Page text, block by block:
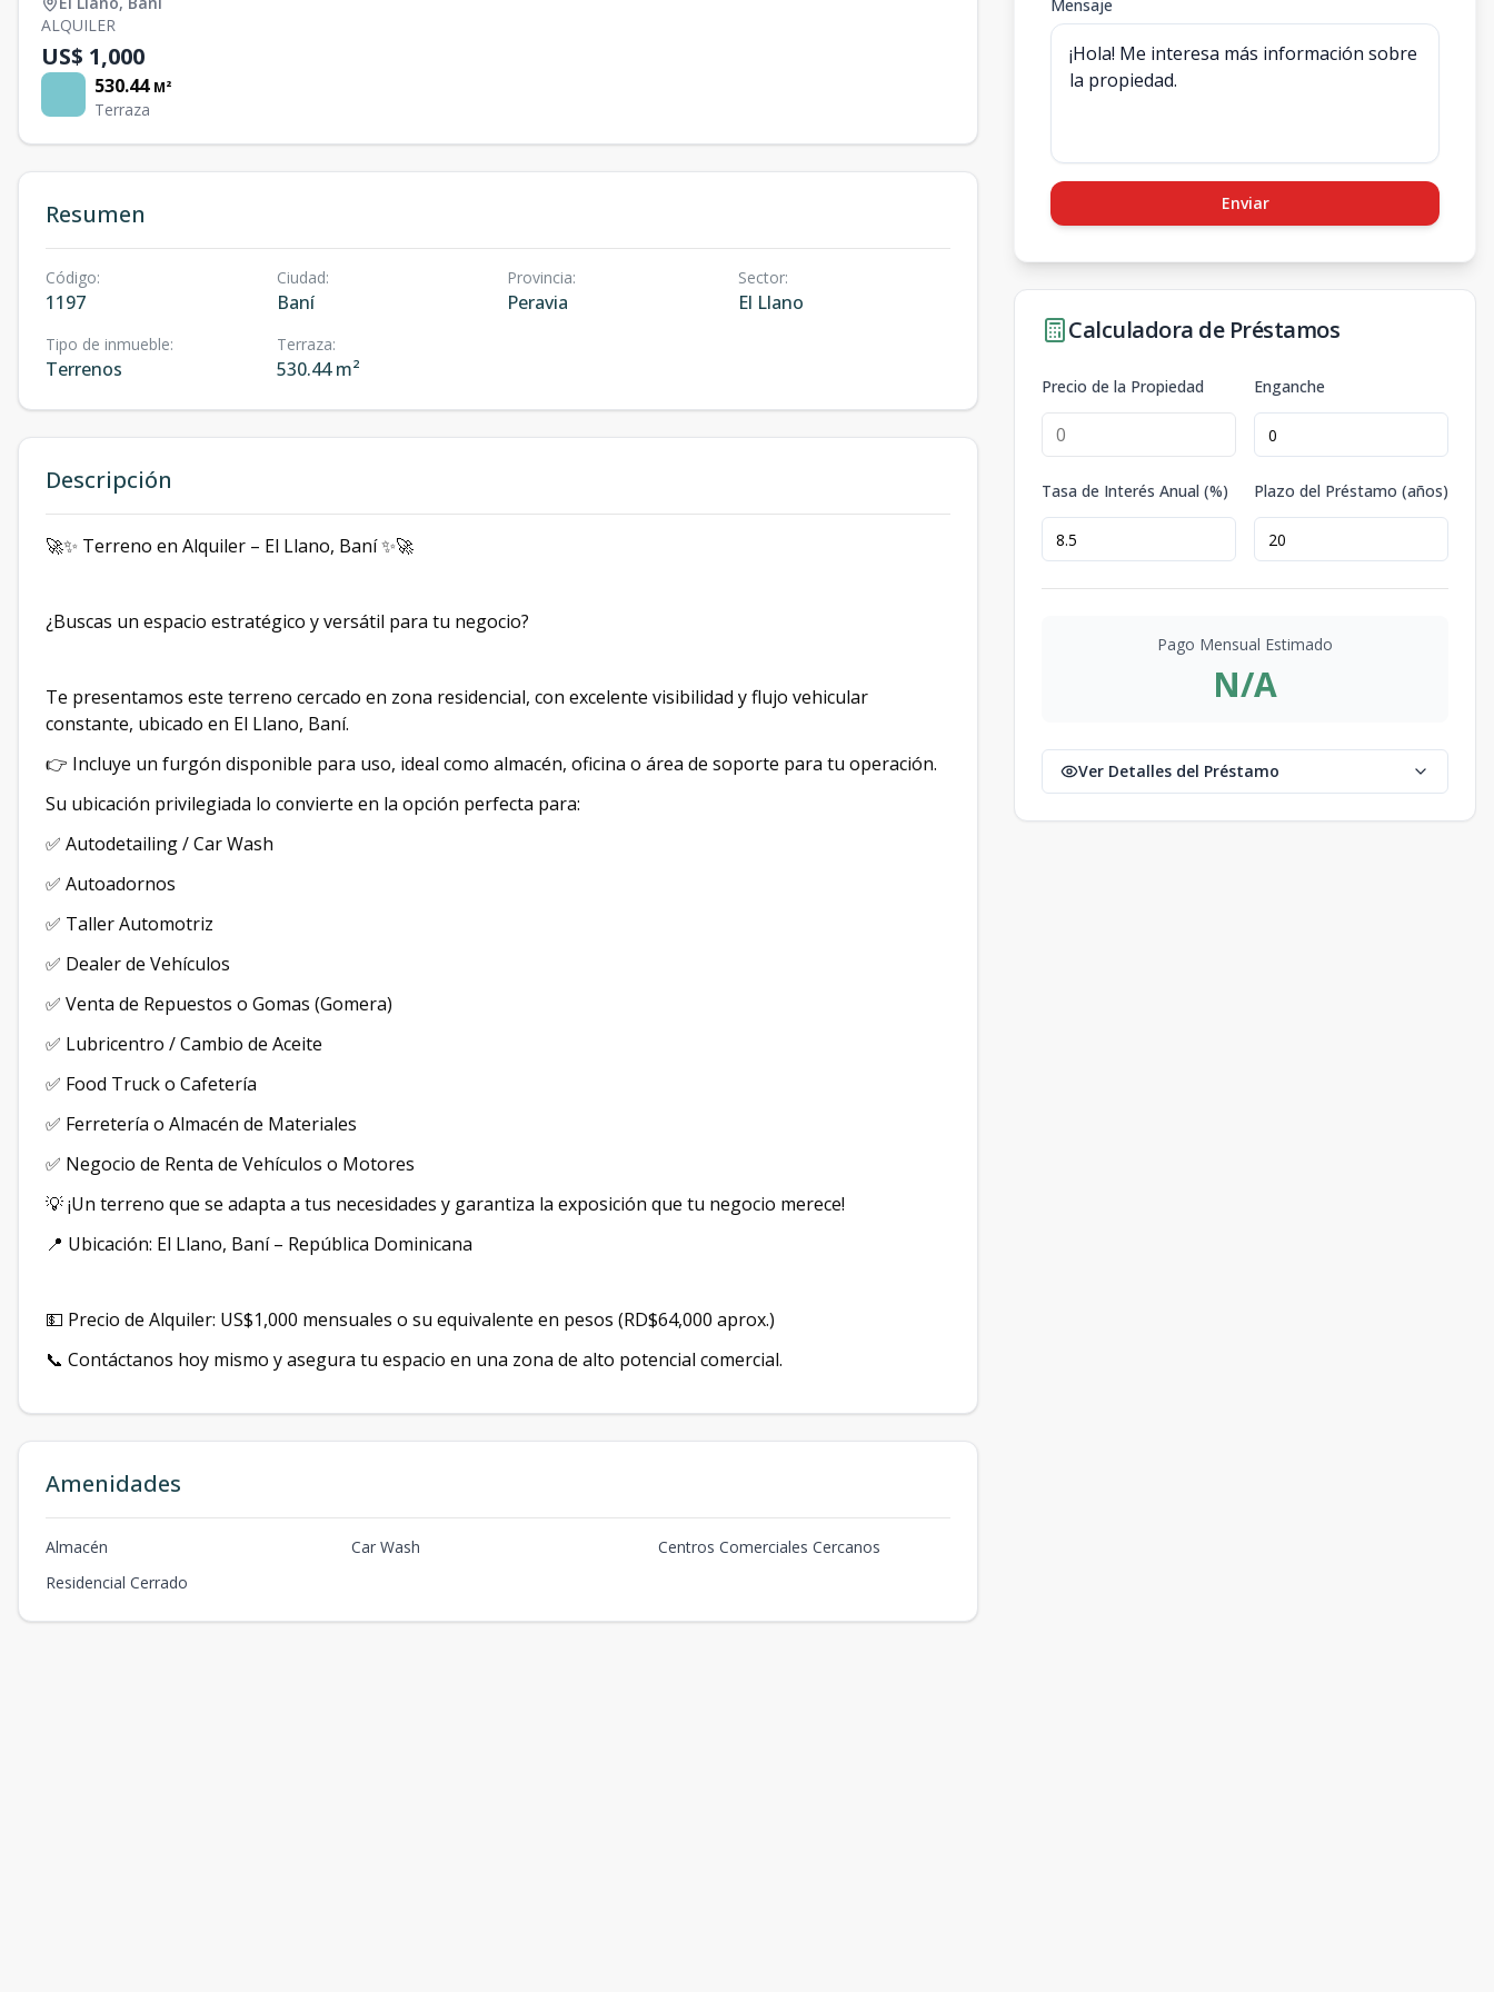
ALQUILER
US$ 1,000
530.44 M²
Terraza
Resumen
Código:
1197
Ciudad:
Baní
Provincia:
Peravia
Sector:
El Llano
Tipo de inmueble:
Terrenos
Terraza:
530.44 m²
Descripción
🚀✨ Terreno en Alquiler – El Llano, Baní ✨🚀
¿Buscas un espacio estratégico y versátil para tu negocio?
Te presentamos este terreno cercado en zona residencial, con excelente visibilidad y flujo vehicular
constante, ubicado en El Llano, Baní.
👉 Incluye un furgón disponible para uso, ideal como almacén, oficina o área de soporte para tu operación.
Su ubicación privilegiada lo convierte en la opción perfecta para:
✅ Autodetailing / Car Wash
✅ Autoadornos
✅ Taller Automotriz
✅ Dealer de Vehículos
✅ Venta de Repuestos o Gomas (Gomera)
✅ Lubricentro / Cambio de Aceite
✅ Food Truck o Cafetería
✅ Ferretería o Almacén de Materiales
✅ Negocio de Renta de Vehículos o Motores
💡 ¡Un terreno que se adapta a tus necesidades y garantiza la exposición que tu negocio merece!
📍 Ubicación: El Llano, Baní – República Dominicana
💵 Precio de Alquiler: US$1,000 mensuales o su equivalente en pesos (RD$64,000 aprox.)
📞 Contáctanos hoy mismo y asegura tu espacio en una zona de alto potencial comercial.
Amenidades
Almacén Car Wash
Centros Comerciales Cercanos
Residencial Cerrado
Mensaje
Enviar
Calculadora de Préstamos
Precio de la Propiedad Enganche
Tasa de Interés Anual (%) Plazo del Préstamo (años)
Pago Mensual Estimado
N/A
Ver Detalles del Préstamo